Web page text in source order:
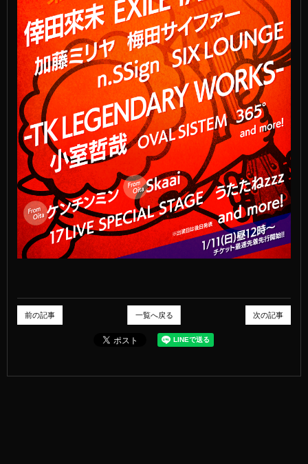
次の記事
一覧へ戻る
前の記事